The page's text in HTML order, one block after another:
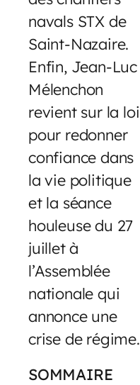
navals STX de
Saint-Nazaire.
Enfin, Jean-Luc
Mélenchon
revient sur la loi
pour redonner
confiance dans
la vie politique
et la séance
houleuse du 27
juillet à
l’Assemblée
nationale qui
annonce une
crise de régime.
SOMMAIRE